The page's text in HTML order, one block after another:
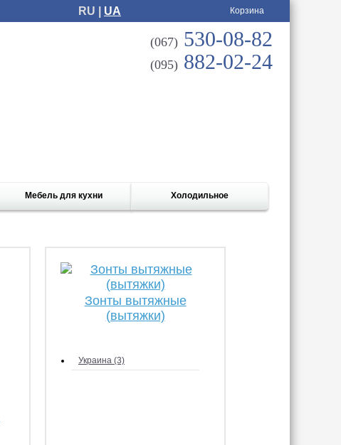
RU | UA Корзина
(067) 530-08-82
(095) 882-02-24
Мебель для кухни Холодильное
Зонты вытяжные
(вытяжки)
Украина (3)